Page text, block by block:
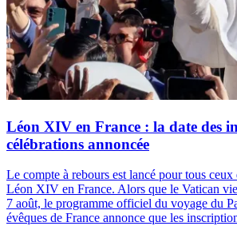
Léon XIV en France : la date des
célébrations annoncée
Le compte à rebours est lancé pour tous
Léon XIV en France. Alors que le Vatican
7 août, le programme officiel du voyage du
évêques de France annonce que les